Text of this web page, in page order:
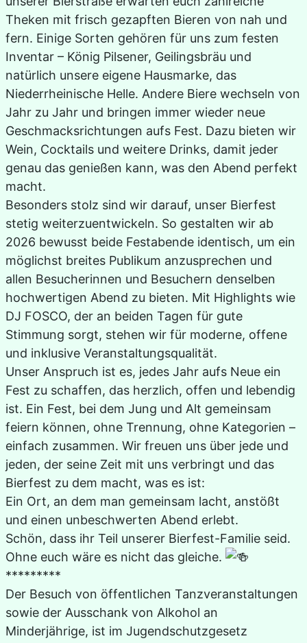
Theken mit frisch gezapften Bieren von nah und
fern. Einige Sorten gehören für uns zum festen
Inventar – König Pilsener, Geilingsbräu und
natürlich unsere eigene Hausmarke, das
Niederrheinische Helle. Andere Biere wechseln von
Jahr zu Jahr und bringen immer wieder neue
Geschmacksrichtungen aufs Fest. Dazu bieten wir
Wein, Cocktails und weitere Drinks, damit jeder
genau das genießen kann, was den Abend perfekt
macht.
Besonders stolz sind wir darauf, unser Bierfest
stetig weiterzuentwickeln. So gestalten wir ab
2026 bewusst beide Festabende identisch, um ein
möglichst breites Publikum anzusprechen und
allen Besucherinnen und Besuchern denselben
hochwertigen Abend zu bieten. Mit Highlights wie
DJ FOSCO, der an beiden Tagen für gute
Stimmung sorgt, stehen wir für moderne, offene
und inklusive Veranstaltungsqualität.
Unser Anspruch ist es, jedes Jahr aufs Neue ein
Fest zu schaffen, das herzlich, offen und lebendig
ist. Ein Fest, bei dem Jung und Alt gemeinsam
feiern können, ohne Trennung, ohne Kategorien –
einfach zusammen. Wir freuen uns über jede und
jeden, der seine Zeit mit uns verbringt und das
Bierfest zu dem macht, was es ist:
Ein Ort, an dem man gemeinsam lacht, anstößt
und einen unbeschwerten Abend erlebt.
Schön, dass ihr Teil unserer Bierfest-Familie seid.
Ohne euch wäre es nicht das gleiche.
*********
Der Besuch von öffentlichen Tanzveranstaltungen
sowie der Ausschank von Alkohol an
Minderjährige, ist im Jugendschutzgesetz